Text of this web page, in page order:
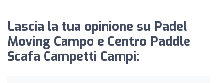
Lascia la tua opinione su Padel
Moving Campo e Centro Paddle
Scafa Campetti Campi: